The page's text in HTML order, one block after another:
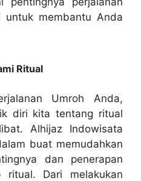
membantu Anda
Ritual
Umroh Anda,
diri kita tentang ritual
Alhijaz Indowisata
buat memudahkan
dan penerapan
Dari melakukan